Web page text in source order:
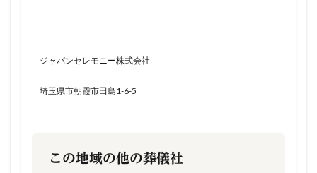
ジャパンセレモニー株式会社
埼玉県市朝霞市田島1-6-5
この地域の他の葬儀社